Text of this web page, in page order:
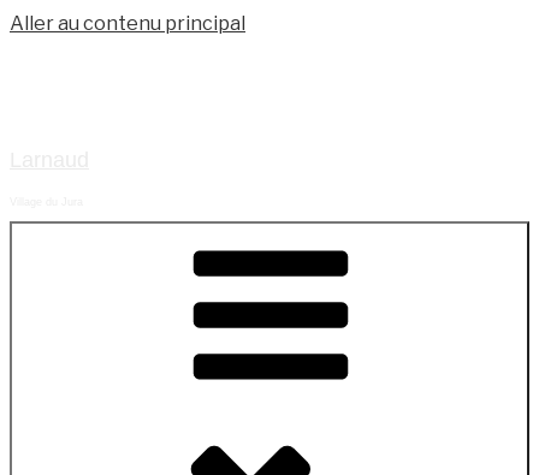
Aller au contenu principal